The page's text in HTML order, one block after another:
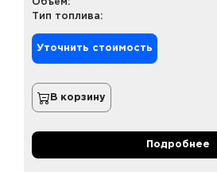
Объем:
Тип топлива:
Уточнить стоимость
В корзину
Подробнее